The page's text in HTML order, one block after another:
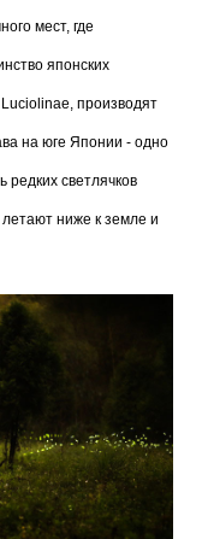
мест, где
японских
производят
на юге Японии - одно
редких светлячков
ниже к земле и